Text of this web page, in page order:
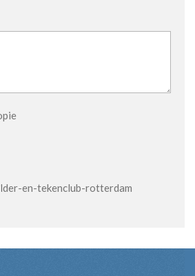
en-tekenclub-rotterdam